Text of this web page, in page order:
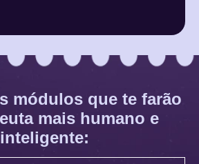
módulos que te farão
mais humano e
inteligente: